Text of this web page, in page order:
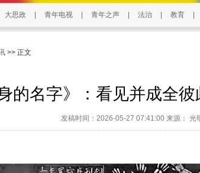
大思政 青年电视 青年之声 法治 教育
>> 正文
身的名字》：看见并成全
发稿时间：2026-05-27 07:41:00 来源： 光